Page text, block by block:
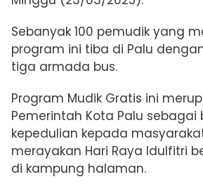
Sebanyak 100 pemudik yang
program ini tiba di Palu
tiga armada bus.
Program Mudik Gratis ini
Pemerintah Kota Palu sebagai
kepedulian kepada
merayakan Hari Raya Idulfitri
di kampung halaman.